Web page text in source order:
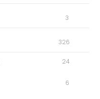
3
326
24
6